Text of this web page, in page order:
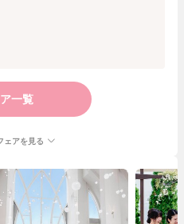
一覧
ェアを見る